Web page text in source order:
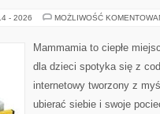
- 2026 MOŻLIWOŚĆ
Mammamia to ciepłe
dla dzieci spotyka się z
internetowy tworzony z
ubierać siebie i swoje